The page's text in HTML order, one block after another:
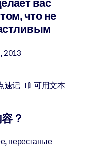
LXP，以获得更强的学习效
您的企业图书馆。
智能系统提供动力，以改善输
что не
,2013
速记 可用文本
？
перестаньте